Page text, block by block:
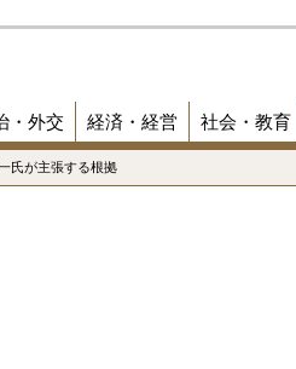
・外交 経済・経営 社会・教育
氏が主張する根拠